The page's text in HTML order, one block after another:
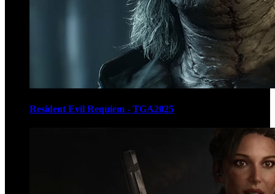
Resident Evil Requiem - TGA2025